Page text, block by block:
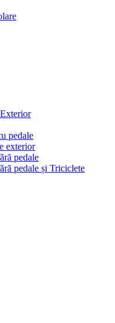
pedale
exterior
pedale
pedale și Triciclete